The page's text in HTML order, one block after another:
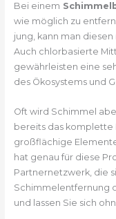
Bei einem
wie möglich zu
jung, kann man
Auch chlorbasierte
gewährleisten eine
des Ökosystems und
Oft wird Schimmel
bereits das komplette
großflächige
hat genau für diese
Partnernetzwerk, die
Schimmelentfernung
und lassen Sie sich